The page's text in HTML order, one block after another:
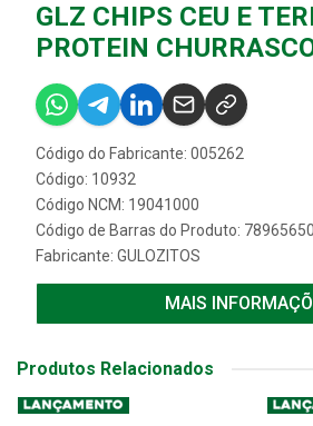
GLZ CHIPS CEU E
PROTEIN
Código do Fabricante: 005262
Código: 10932
Código NCM: 19041000
Código de Barras do Produto:
Fabricante: GULOZITOS
MAIS
Produtos Relacionados